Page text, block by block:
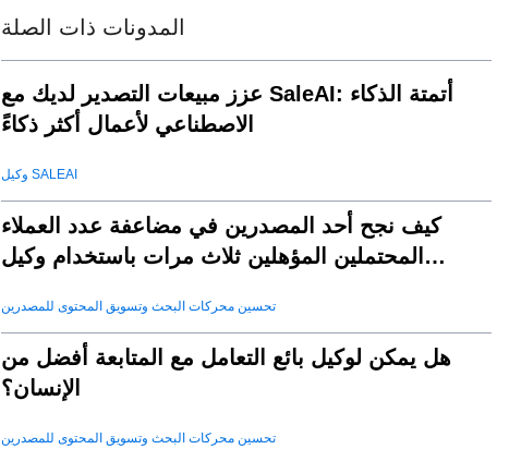
المدونات ذات الصلة
عزز مبيعات التصدير لديك مع SaleAI: أتمتة الذكاء
الاصطناعي لأعمال أكثر ذكاءً
وكيل SALEAI
كيف نجح أحد المصدرين في مضاعفة عدد العملاء
المحتملين المؤهلين ثلاث مرات باستخدام وكيل
تحسين محركات البحث وتسويق المحتوى للمصدرين
هل يمكن لوكيل بائع التعامل مع المتابعة أفضل من
الإنسان؟
تحسين محركات البحث وتسويق المحتوى للمصدرين